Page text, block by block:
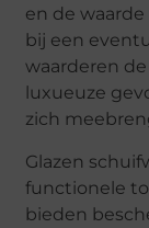
en de
bij een
waarderen
luxueuze
zich
Glazen
functionele
bieden